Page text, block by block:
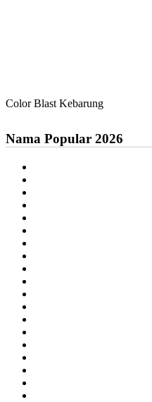
Color Blast Kebarung
Nama Popular 2026